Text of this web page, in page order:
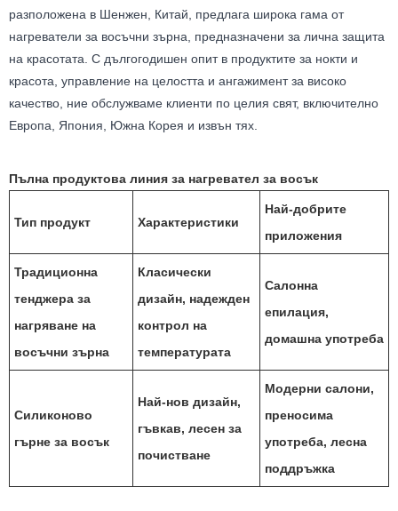
разположена в Шенжен, Китай, предлага широка гама от
нагреватели за восъчни зърна, предназначени за лична защита
на красотата. С дългогодишен опит в продуктите за нокти и
красота, управление на целостта и ангажимент за високо
качество, ние обслужваме клиенти по целия свят, включително
Европа, Япония, Южна Корея и извън тях.
Пълна продуктова линия за нагревател за восък
Тип продукт Характеристики
Най-добрите
приложения
Традиционна
тенджера за
нагряване на
восъчни зърна
Класически
дизайн, надежден
контрол на
температурата
Салонна
епилация,
домашна употреба
Силиконово
гърне за восък
Най-нов дизайн,
гъвкав, лесен за
почистване
Модерни салони,
преносима
употреба, лесна
поддръжка